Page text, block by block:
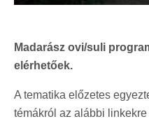
Madarász ovi/suli
elérhetőek.
A tematika előzetes
témákról az alábbi